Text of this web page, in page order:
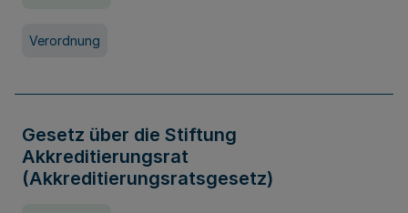
Verordnung
Gesetz über die Stiftung
Akkreditierungsrat
(Akkreditierungsratsgesetz)